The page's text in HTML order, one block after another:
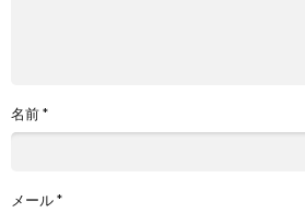
名前*
メール*